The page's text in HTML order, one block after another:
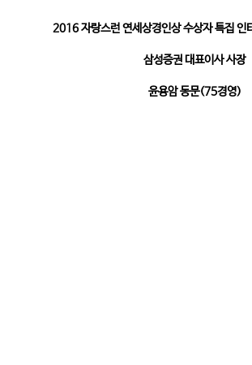
2016자랑스런 연세상경인상 수상자 특집 인
삼성증권 대표이사 사장
윤용암 동문(75경영)